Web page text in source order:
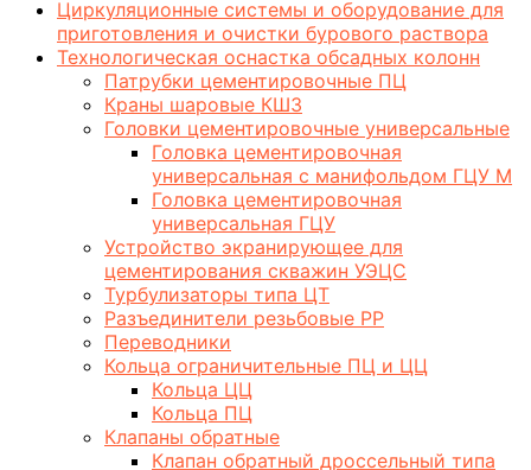
Циркуляционные системы и оборудование для
приготовления и очистки бурового раствора
Технологическая оснастка обсадных колонн
Патрубки цементировочные ПЦ
Краны шаровые КШЗ
Головки цементировочные универсальные
Головка цементировочная
универсальная с манифольдом ГЦУ М
Головка цементировочная
универсальная ГЦУ
Устройство экранирующее для
цементирования скважин УЭЦС
Турбулизаторы типа ЦТ
Разъединители резьбовые РР
Переводники
Кольца ограничительные ПЦ и ЦЦ
Кольца ЦЦ
Кольца ПЦ
Клапаны обратные
Клапан обратный дроссельный типа